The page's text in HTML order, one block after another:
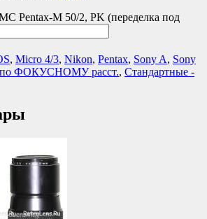
Pentax-M 50/2, PK (переделка под
, Micro 4/3, Nikon, Pentax, Sony A, Sony
по ФОКУСНОМУ расст., Стандартные -